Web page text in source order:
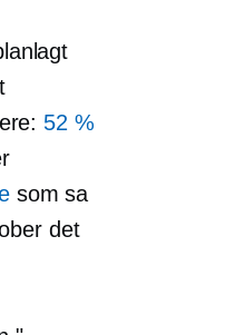
52 %
som sa
det